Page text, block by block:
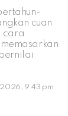
cuan
cara
2026, 9:43 pm